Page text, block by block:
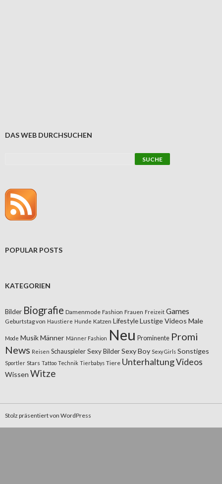
DAS WEB DURCHSUCHEN
POPULAR POSTS
KATEGORIEN
Bilder Biografie Damenmode Fashion Frauen Freizeit Games
Geburtstag von Haustiere Hunde Katzen LifestyleLustige Videos Male
Mode MusikMänner Männer Fashion Neu Prominente Promi
News Reisen Schauspieler Sexy BilderSexy Boy Sexy Girls Sonstiges
Sportler Stars Tattoo Technik Tierbabys Tiere UnterhaltungVideos
Wissen Witze
Stolz präsentiert von WordPress